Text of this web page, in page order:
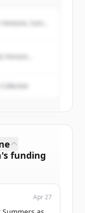
.
credits to
Ventures, Summit
Horizon
's funding
funding
Apr 27